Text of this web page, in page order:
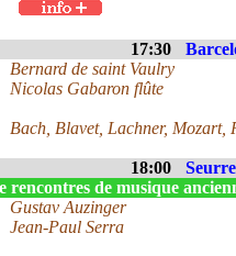
17:30
Bernard de saint Vaulry
Nicolas Gabaron flûte
Bach, Blavet, Lachner, Mozart,
18:00
rencontres de musique
Gustav Auzinger
Jean-Paul Serra